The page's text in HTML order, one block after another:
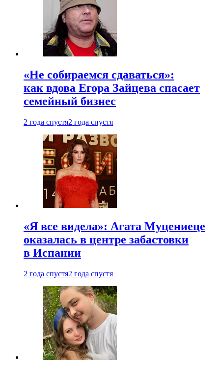
«Не собираемся сдаваться»:
как вдова Егора Зайцева спасает
семейный бизнес
2 года спустя2 года спустя
«Я все видела»: Агата Муцениеце
оказалась в центре забастовки
в Испании
2 года спустя2 года спустя